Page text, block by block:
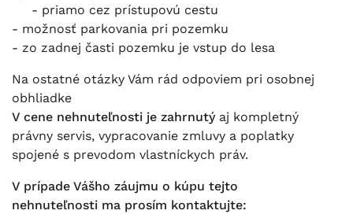
- priamo cez prístupovú cestu
- možnosť parkovania pri pozemku
- zo zadnej časti pozemku je vstup do lesa
Na ostatné otázky Vám rád odpoviem pri osobnej
obhliadke
V cene nehnuteľnosti je zahrnutýaj kompletný
právny servis, vypracovanie zmluvy a poplatky
spojené s prevodom vlastníckych práv.
V prípade Vášho záujmu o kúpu tejto
nehnuteľnosti ma prosím kontaktujte: